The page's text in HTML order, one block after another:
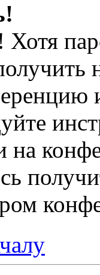
на